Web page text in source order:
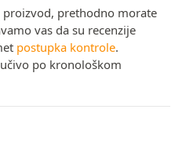
prethodno morate
vas da su recenzije
postupka kontrole.
po kronološkom